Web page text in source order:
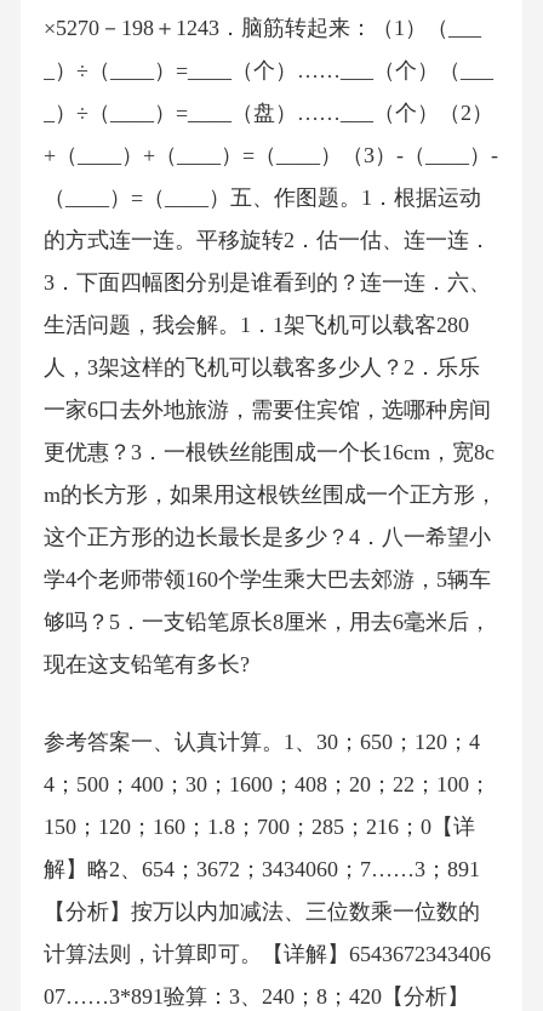
×5270－198＋1243．脑筋转起来：（1）（___
_）÷（____）=____（个）……___（个）（___
_）÷（____）=____（盘）……___（个）（2）
+（____）+（____）=（____）（3）-（____）-
（____）=（____）五、作图题。1．根据运动
的方式连一连。平移旋转2．估一估、连一连．
3．下面四幅图分别是谁看到的？连一连．六、
生活问题，我会解。1．1架飞机可以载客280
人，3架这样的飞机可以载客多少人？2．乐乐
一家6口去外地旅游，需要住宾馆，选哪种房间
更优惠？3．一根铁丝能围成一个长16cm，宽8c
m的长方形，如果用这根铁丝围成一个正方形，
这个正方形的边长最长是多少？4．八一希望小
学4个老师带领160个学生乘大巴去郊游，5辆车
够吗？5．一支铅笔原长8厘米，用去6毫米后，
现在这支铅笔有多长?
参考答案一、认真计算。1、30；650；120；4
4；500；400；30；1600；408；20；22；100；
150；120；160；1.8；700；285；216；0【详
解】略2、654；3672；3434060；7……3；891
【分析】按万以内加减法、三位数乘一位数的
计算法则，计算即可。【详解】6543672343406
07……3*891验算：3、240；8；420【分析】